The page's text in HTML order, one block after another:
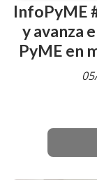
InfoPyME
y avanza
PyME en